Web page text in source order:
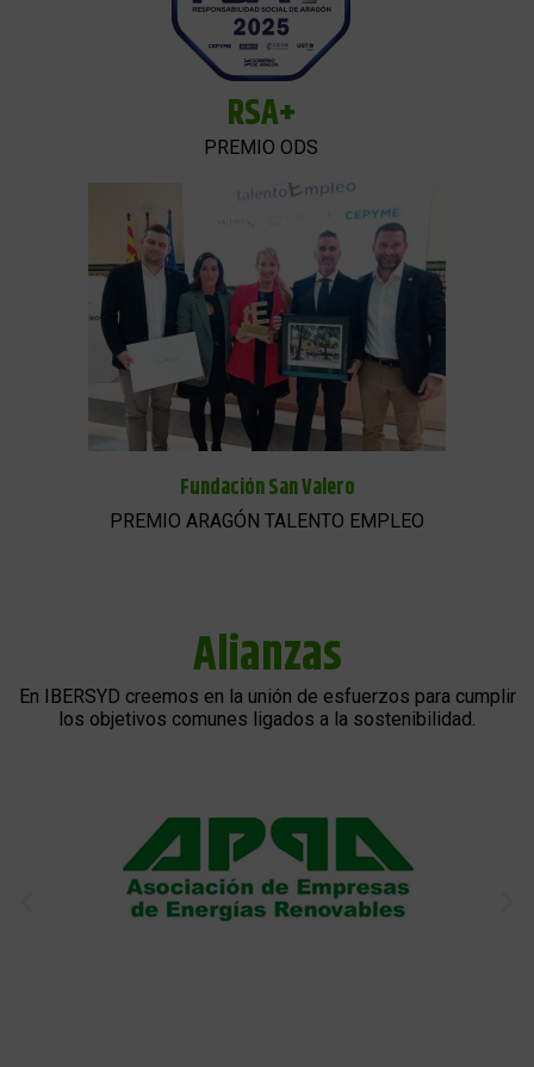
RSA+
PREMIO ODS
Fundación San Valero
PREMIO ARAGÓN TALENTO EMPLEO
Alianzas
En IBERSYD creemos en la unión de esfuerzos para cumplir
los objetivos comunes ligados a la sostenibilidad.